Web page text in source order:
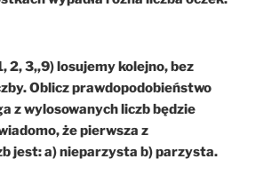
2, 3,,9) losujemy kolejno, bez
Oblicz prawdopodobieństwo
z wylosowanych liczb będzie
że pierwsza z
jest: a) nieparzysta b) parzysta.